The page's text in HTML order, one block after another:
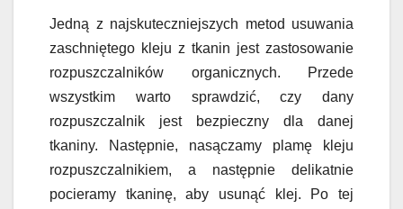
Jedną z najskuteczniejszych metod usuwania
zaschniętego kleju z tkanin jest zastosowanie
rozpuszczalników organicznych. Przede
wszystkim warto sprawdzić, czy dany
rozpuszczalnik jest bezpieczny dla danej
tkaniny. Następnie, nasączamy plamę kleju
rozpuszczalnikiem, a następnie delikatnie
pocieramy tkaninę, aby usunąć klej. Po tej